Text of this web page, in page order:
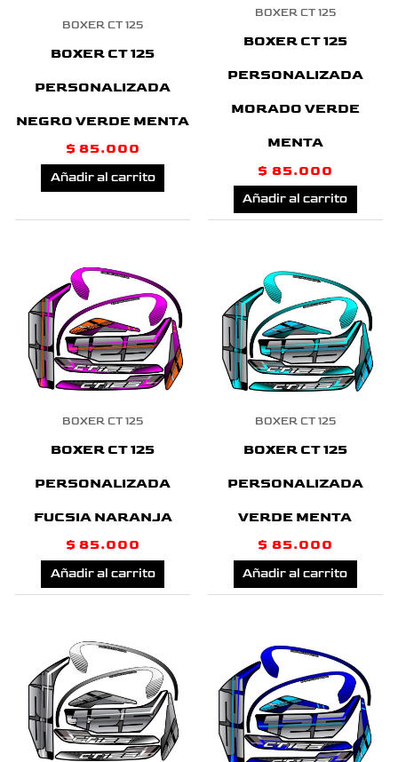
BOXER CT 125
BOXER CT 125
PERSONALIZADA
NEGRO VERDE MENTA
$ 85.000
Añadir al carrito
BOXER CT 125
BOXER CT 125
PERSONALIZADA
MORADO VERDE
MENTA
$ 85.000
Añadir al carrito
BOXER CT 125
BOXER CT 125
PERSONALIZADA
FUCSIA NARANJA
$ 85.000
Añadir al carrito
BOXER CT 125
BOXER CT 125
PERSONALIZADA
VERDE MENTA
$ 85.000
Añadir al carrito